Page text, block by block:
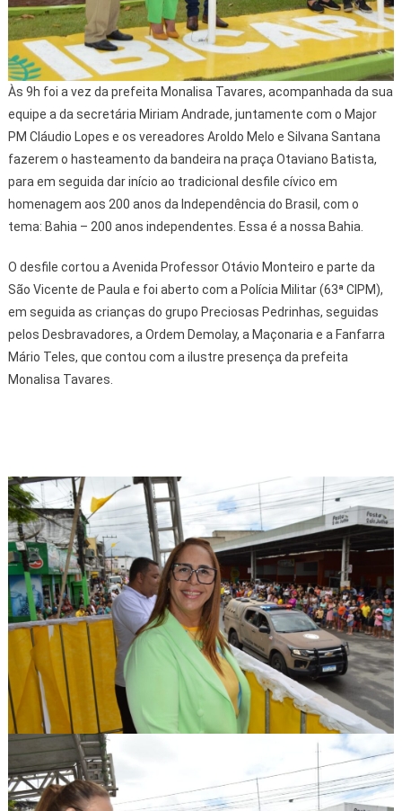
Às 9h foi a vez da prefeita Monalisa Tavares, acompanhada da sua
equipe a da secretária Miriam Andrade, juntamente com o Major
PM Cláudio Lopes e os vereadores Aroldo Melo e Silvana Santana
fazerem o hasteamento da bandeira na praça Otaviano Batista,
para em seguida dar início ao tradicional desfile cívico em
homenagem aos 200 anos da Independência do Brasil, com o
tema: Bahia – 200 anos independentes. Essa é a nossa Bahia.
O desfile cortou a Avenida Professor Otávio Monteiro e parte da
São Vicente de Paula e foi aberto com a Polícia Militar (63ª CIPM),
em seguida as crianças do grupo Preciosas Pedrinhas, seguidas
pelos Desbravadores, a Ordem Demolay, a Maçonaria e a Fanfarra
Mário Teles, que contou com a ilustre presença da prefeita
Monalisa Tavares.